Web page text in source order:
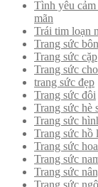
Tình yêu cảm
mãn
Trái tim loạn
Trang sức
Trang sức cặp
Trang sức
trang sức đẹp
Trang sức đôi
Trang sức hè
Trang sức
Trang sức hồ
Trang sức
Trang sức
Trang sức
Trang sức